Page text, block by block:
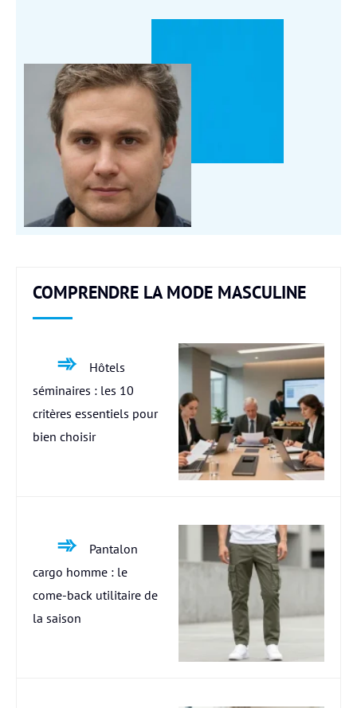
COMPRENDRE LA MODE MASCULINE
Hôtels
séminaires : les 10
critères essentiels pour
bien choisir
Pantalon
cargo homme : le
come-back utilitaire de
la saison